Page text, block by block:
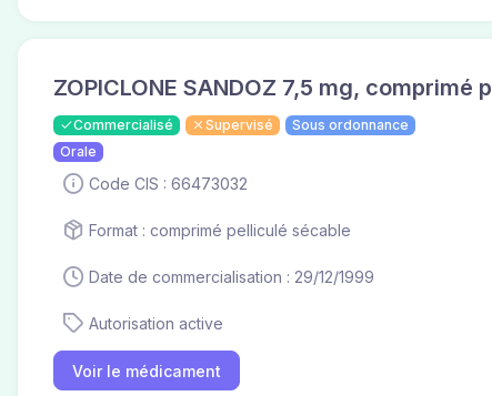
ZOPICLONE SANDOZ 7,5 mg, comprimé
Commercialisé Supervisé
Sous ordonnance
Orale
Code CIS : 66473032
Format : comprimé pelliculé sécable
Date de commercialisation : 29/12/1999
Autorisation active
Voir le médicament